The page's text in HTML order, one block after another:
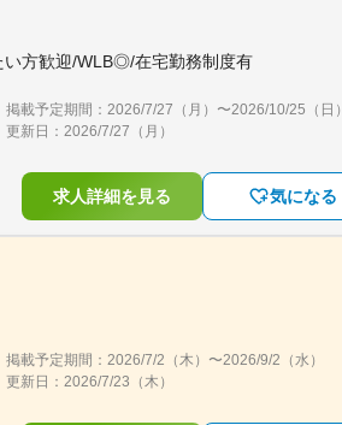
い方歓迎/WLB◎/在宅勤務制度有
掲載予定期間： 2026/7/27（月） 〜2026/10/25（日）
更新日： 2026/7/27（月）
求人詳細を見る 気になる
掲載予定期間： 2026/7/2（木） 〜2026/9/2（水）
更新日： 2026/7/23（木）